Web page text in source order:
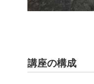
講座の構成